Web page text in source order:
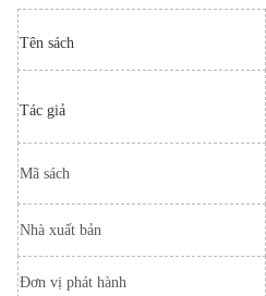
Tên sách
Tác giả
Mã sách
Nhà xuất bản
Đơn vị phát hành